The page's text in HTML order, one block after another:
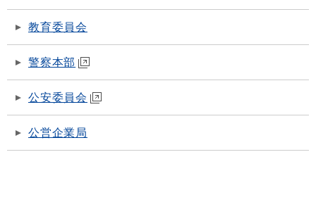
教育委員会
警察本部
公安委員会
公営企業局